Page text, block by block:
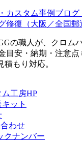
カスタム事例ブログ
修復（大阪／全国郵
の職人が、クロム
目安・納期・注意
もり対応。
ム工房HP
ット
わせ
クナンバー